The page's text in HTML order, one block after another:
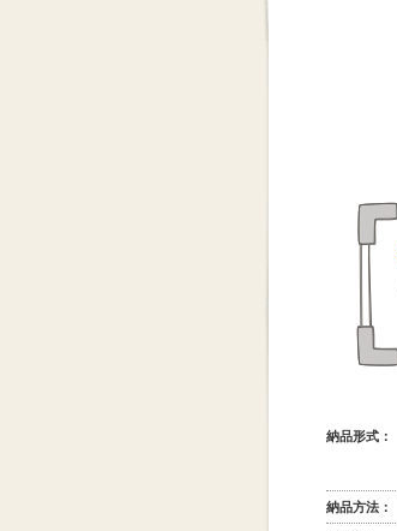
納品形式：
納品方法：